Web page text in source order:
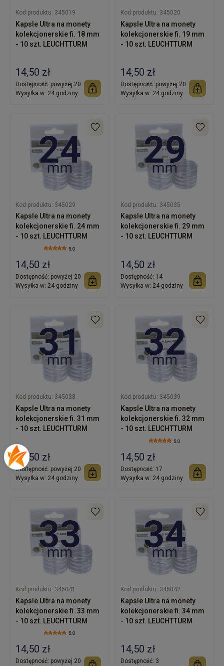
Kod produktu: 345019
Kapsle Ultra na monety
kolekcjonerskie fi. 18 mm
- 10 szt. LEUCHTTURM
14,50 zł
Dostępność: powyżej 20
Wysyłka w: 24 godziny
Kod produktu: 345020
Kapsle Ultra na monety
kolekcjonerskie fi. 19 mm
- 10 szt. LEUCHTTURM
14,50 zł
Dostępność: powyżej 20
Wysyłka w: 24 godziny
Kod produktu: 345029
Kapsle Ultra na monety
kolekcjonerskie fi. 24 mm
- 10 szt. LEUCHTTURM
5.0
14,50 zł
Dostępność: powyżej 20
Wysyłka w: 24 godziny
Kod produktu: 345035
Kapsle Ultra na monety
kolekcjonerskie fi. 29 mm
- 10 szt. LEUCHTTURM
14,50 zł
Dostępność: 14
Wysyłka w: 24 godziny
Kod produktu: 345038
Kapsle Ultra na monety
kolekcjonerskie fi. 31 mm
- 10 szt. LEUCHTTURM
14,50 zł
Dostępność: powyżej 20
Wysyłka w: 24 godziny
Kod produktu: 345039
Kapsle Ultra na monety
kolekcjonerskie fi. 32 mm
- 10 szt. LEUCHTTURM
5.0
14,50 zł
Dostępność: 17
Wysyłka w: 24 godziny
Kod produktu: 345041
Kapsle Ultra na monety
kolekcjonerskie fi. 33 mm
- 10 szt. LEUCHTTURM
5.0
14,50 zł
Dostępność: powyżej 20
Kod produktu: 345042
Kapsle Ultra na monety
kolekcjonerskie fi. 34 mm
- 10 szt. LEUCHTTURM
14,50 zł
Dostępność: 3